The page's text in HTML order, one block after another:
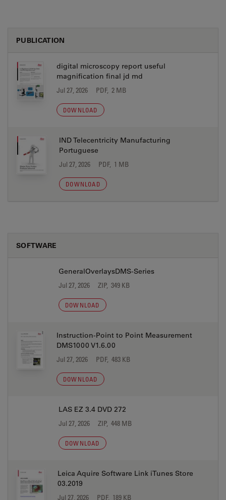
PUBLICATION
digital microscopy report useful
magnification final jd md
Jul 27, 2026 PDF, 2 MB
DOWNLOAD
IND Telecentricity Manufacturing
Portuguese
Jul 27, 2026 PDF, 1 MB
DOWNLOAD
SOFTWARE
GeneralOverlaysDMS-Series
Jul 27, 2026 ZIP, 349 KB
DOWNLOAD
Instruction-Point to Point Measurement
DMS1000 V1.6.00
Jul 27, 2026 PDF, 483 KB
DOWNLOAD
LAS EZ 3.4 DVD 272
Jul 27, 2026 ZIP, 448 MB
DOWNLOAD
Leica Aquire Software Link iTunes Store
03.2019
Jul 27, 2026 PDF, 189 KB